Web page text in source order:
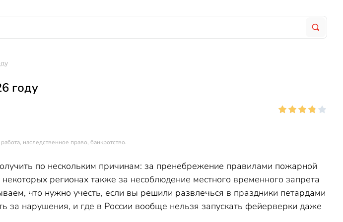
году
наследственное право, банкротство.
по нескольким причинам: за пренебрежение правилами пожарной
регионах также за несоблюдение местного временного запрета
что нужно учесть, если вы решили развлечься в праздники петардами
нарушения, и где в России вообще нельзя запускать фейерверки даже